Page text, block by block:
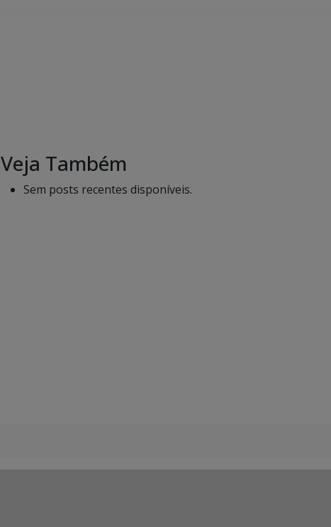
Veja Também
Sem posts recentes disponíveis.